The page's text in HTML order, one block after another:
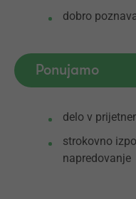
dobro
Ponujamo
delo v
strokovno
napredovanje